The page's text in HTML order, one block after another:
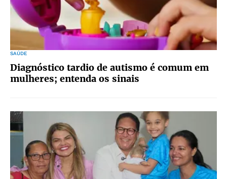
SAÚDE
Diagnóstico tardio de autismo é comum em
mulheres; entenda os sinais